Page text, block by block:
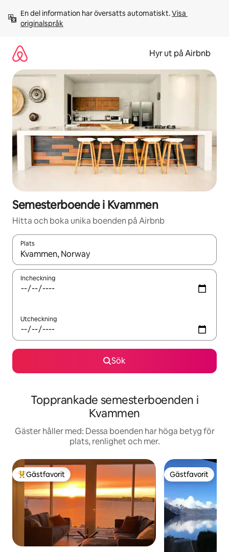
innehåll
En del information har översatts automatiskt. Visa
originalspråk
Hyr ut på Airbnb
Semesterboende i Kvammen
Hitta och boka unika boenden på Airbnb
Plats
När resultaten är tillgängliga kan du navigera med upp- och
Incheckning
Utcheckning
Sök
Topprankade semesterboenden i
Kvammen
Gäster håller med: Dessa boenden har höga betyg för
plats, renlighet och mer.
Populär gästfavorit
Gästfavorit Gästfavorit
Gästfavorit